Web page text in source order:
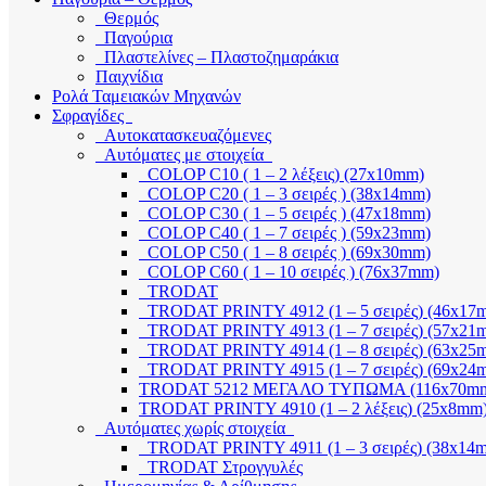
Θερμός
Παγούρια
Πλαστελίνες – Πλαστοζημαράκια
Παιχνίδια
Ρολά Ταμειακών Μηχανών
Σφραγίδες
Αυτοκατασκευαζόμενες
Αυτόματες με στοιχεία
COLOP C10 ( 1 – 2 λέξεις) (27x10mm)
COLOP C20 ( 1 – 3 σειρές ) (38x14mm)
COLOP C30 ( 1 – 5 σειρές ) (47x18mm)
COLOP C40 ( 1 – 7 σειρές ) (59x23mm)
COLOP C50 ( 1 – 8 σειρές ) (69x30mm)
COLOP C60 ( 1 – 10 σειρές ) (76x37mm)
TRODAT
TRODAT PRINTY 4912 (1 – 5 σειρές)
TRODAT PRINTY 4913 (1 – 7 σειρές)
TRODAT PRINTY 4914 (1 – 8 σειρές)
TRODAT PRINTY 4915 (1 – 7 σειρές)
TRODAT 5212 ΜΕΓΑΛΟ ΤΥΠΩΜΑ
TRODAT PRINTY 4910 (1 – 2 λέξεις)
Αυτόματες χωρίς στοιχεία
TRODAT PRINTY 4911 (1 – 3 σειρές)
TRODAT Στρογγυλές